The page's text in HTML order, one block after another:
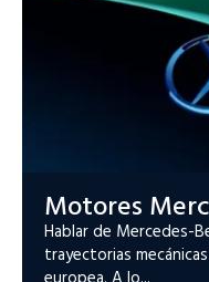
Motores
Hablar de Mercedes-
trayectorias